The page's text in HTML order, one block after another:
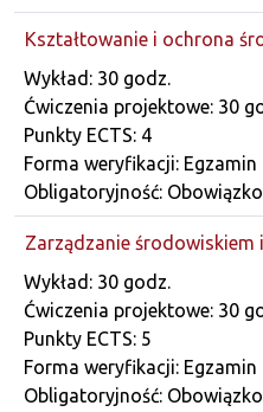
Kształtowanie i ochrona
Dane przedmiotu
Wykład: 30 godz.
Ćwiczenia projektowe: 30
Punkty ECTS: 4
Forma weryfikacji: Egzamin
Obligatoryjność:
Zarządzanie
Dane przedmiotu
Wykład: 30 godz.
Ćwiczenia projektowe: 30
Punkty ECTS: 5
Forma weryfikacji: Egzamin
Obligatoryjność: